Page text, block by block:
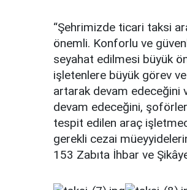
“Şehrimizde ticari taksi
önemli. Konforlu ve
seyahat edilmesi büyük
işletenlere büyük görev
artarak devam edeceğini
devam edeceğini,
tespit edilen araç
gerekli cezai
153 Zabıta İhbar ve